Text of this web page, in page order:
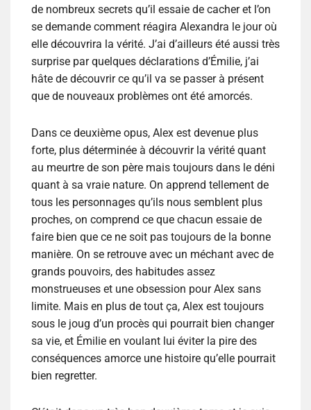
de nombreux secrets qu’il essaie de cacher et l’on
se demande comment réagira Alexandra le jour où
elle découvrira la vérité. J’ai d’ailleurs été aussi très
surprise par quelques déclarations d’Émilie, j’ai
hâte de découvrir ce qu’il va se passer à présent
que de nouveaux problèmes ont été amorcés.
Dans ce deuxième opus, Alex est devenue plus
forte, plus déterminée à découvrir la vérité quant
au meurtre de son père mais toujours dans le déni
quant à sa vraie nature. On apprend tellement de
tous les personnages qu’ils nous semblent plus
proches, on comprend ce que chacun essaie de
faire bien que ce ne soit pas toujours de la bonne
manière. On se retrouve avec un méchant avec de
grands pouvoirs, des habitudes assez
monstrueuses et une obsession pour Alex sans
limite. Mais en plus de tout ça, Alex est toujours
sous le joug d’un procès qui pourrait bien changer
sa vie, et Émilie en voulant lui éviter la pire des
conséquences amorce une histoire qu’elle pourrait
bien regretter.